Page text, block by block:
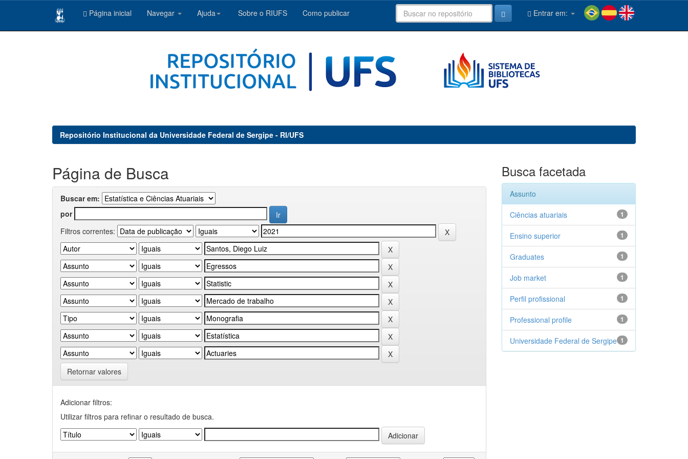
Página inicial Navegar Ajuda Sobre o RIUFS Como publicar Entrar em:
Repositório Institucional da Universidade Federal de Sergipe - RI/UFS
Página de Busca
Buscar em:
por
Filtros correntes:
Retornar valores
Adicionar filtros:
Utilizar filtros para refinar o resultado de busca.
Busca facetada
Assunto
1
Ciências atuariais
1
Ensino superior
1
Graduates
1
Job market
1
Perfil profissional
1
Professional profile
1
Universidade Federal de Sergipe